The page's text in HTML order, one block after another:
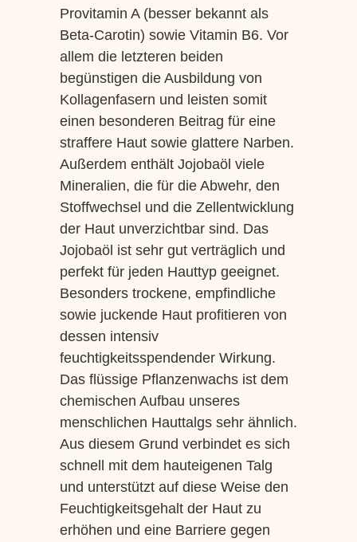
Provitamin A (besser bekannt als
Beta-Carotin) sowie Vitamin B6. Vor
allem die letzteren beiden
begünstigen die Ausbildung von
Kollagenfasern und leisten somit
einen besonderen Beitrag für eine
straffere Haut sowie glattere Narben.
Außerdem enthält Jojobaöl viele
Mineralien, die für die Abwehr, den
Stoffwechsel und die Zellentwicklung
der Haut unverzichtbar sind. Das
Jojobaöl ist sehr gut verträglich und
perfekt für jeden Hauttyp geeignet.
Besonders trockene, empfindliche
sowie juckende Haut profitieren von
dessen intensiv
feuchtigkeitsspendender Wirkung.
Das flüssige Pflanzenwachs ist dem
chemischen Aufbau unseres
menschlichen Hauttalgs sehr ähnlich.
Aus diesem Grund verbindet es sich
schnell mit dem hauteigenen Talg
und unterstützt auf diese Weise den
Feuchtigkeitsgehalt der Haut zu
erhöhen und eine Barriere gegen